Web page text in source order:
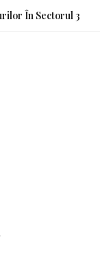
În Sectorul 3